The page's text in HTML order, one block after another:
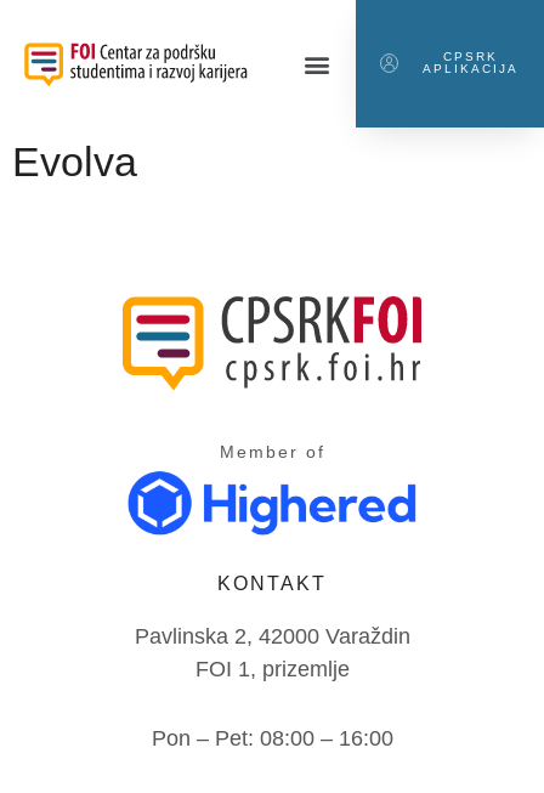
CPSRK
APLIKACIJA
Evolva
Member of
KONTAKT
Pavlinska 2, 42000 Varaždin
FOI 1, prizemlje
Pon – Pet: 08:00 – 16:00